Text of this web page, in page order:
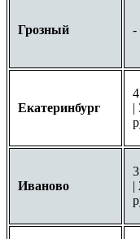
Грозный -
Екатеринбург
|
Иваново
|